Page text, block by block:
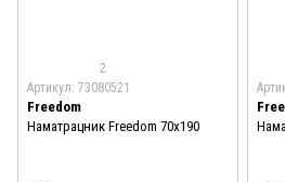
2
Артикул: 73080521
Freedom
Наматрацник Freedom 70x190